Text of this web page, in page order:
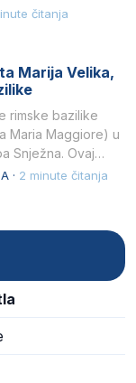
čitanja
Marija Velika,
rimske bazilike
Maria Maggiore) u
Snježna. Ovaj
· 2 minute čitanja